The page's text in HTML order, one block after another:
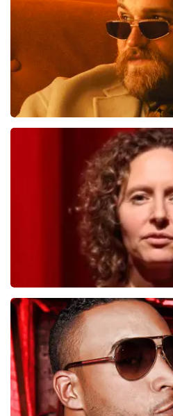
BESTEL NU
Teddy Swims
laatste 30 minuten
BESTEL NU
Esther van der Voort
690laatste 30 minuten
BESTEL NU